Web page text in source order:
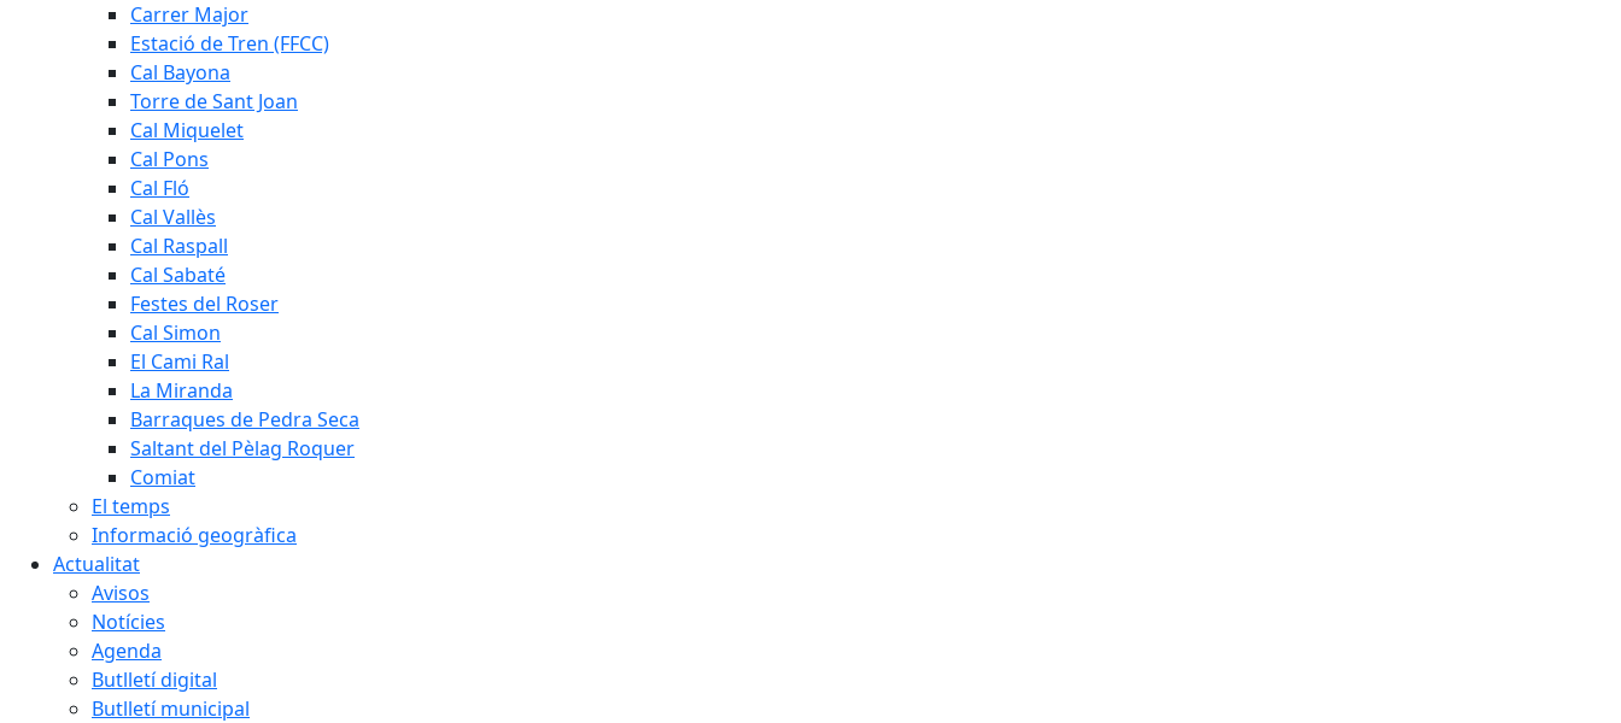
Carrer Major
Estació de Tren (FFCC)
Cal Bayona
Torre de Sant Joan
Cal Miquelet
Cal Pons
Cal Fló
Cal Vallès
Cal Raspall
Cal Sabaté
Festes del Roser
Cal Simon
El Cami Ral
La Miranda
Barraques de Pedra Seca
Saltant del Pèlag Roquer
Comiat
El temps
Informació geogràfica
Actualitat
Avisos
Notícies
Agenda
Butlletí digital
Butlletí municipal